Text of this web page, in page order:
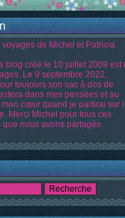
voyages de Michel et Patricia
blog créé le 10 juillet 2009 est
Le 9 septembre 2022,
toujours son sac à dos de
dans mes pensées et au
cœur quand je partirai sur
Merci Michel pour tous ces
que nous avons partagés.